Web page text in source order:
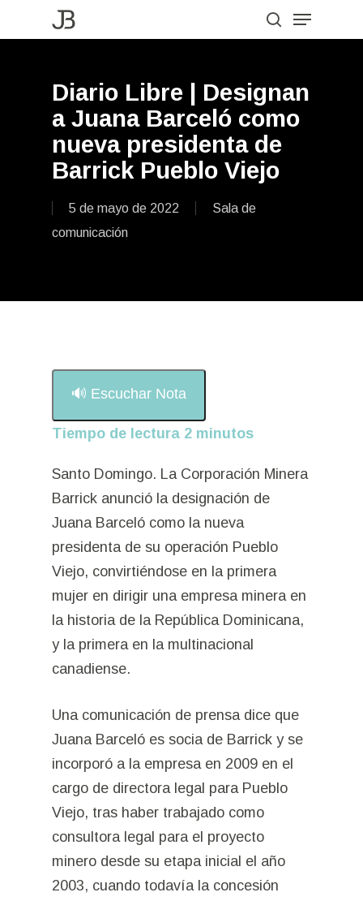
to
search
Menu
Diario Libre | Designan
a Juana Barceló como
nueva presidenta de
Barrick Pueblo Viejo
5 de mayo de 2022
Sala de
comunicación
🔊 Escuchar Nota
Tiempo de lectura 2 minutos
Santo Domingo. La Corporación Minera
Barrick anunció la designación de
Juana Barceló como la nueva
presidenta de su operación Pueblo
Viejo, convirtiéndose en la primera
mujer en dirigir una empresa minera en
la historia de la República Dominicana,
y la primera en la multinacional
canadiense.
Una comunicación de prensa dice que
Juana Barceló es socia de Barrick y se
incorporó a la empresa en 2009 en el
cargo de directora legal para Pueblo
Viejo, tras haber trabajado como
consultora legal para el proyecto
minero desde su etapa inicial el año
2003, cuando todavía la concesión